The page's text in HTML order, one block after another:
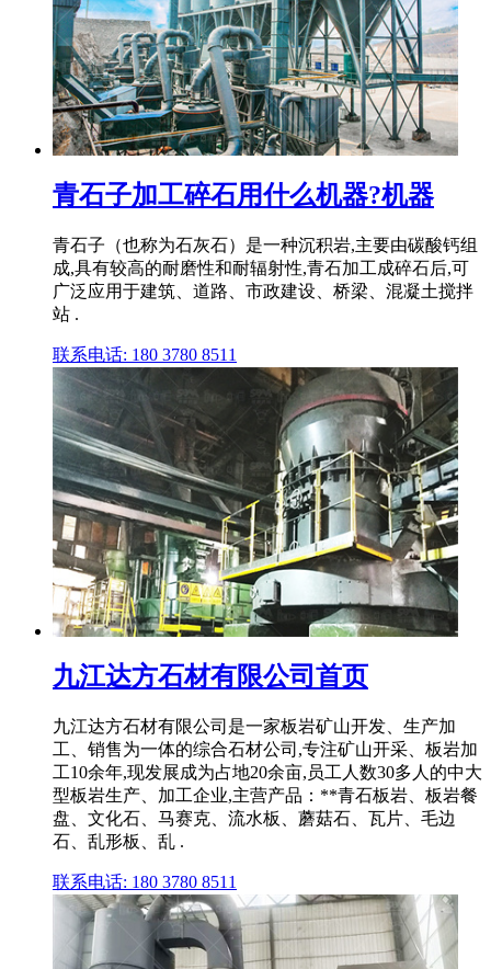
青石子加工碎石用什么机器?机器
青石子（也称为石灰石）是一种沉积岩,主要由碳酸钙组
成,具有较高的耐磨性和耐辐射性,青石加工成碎石后,可
广泛应用于建筑、道路、市政建设、桥梁、混凝土搅拌
站 .
联系电话: 180 3780 8511
九江达方石材有限公司首页
九江达方石材有限公司是一家板岩矿山开发、生产加
工、销售为一体的综合石材公司,专注矿山开采、板岩加
工10余年,现发展成为占地20余亩,员工人数30多人的中大
型板岩生产、加工企业,主营产品：**青石板岩、板岩餐
盘、文化石、马赛克、流水板、蘑菇石、瓦片、毛边
石、乱形板、乱 .
联系电话: 180 3780 8511